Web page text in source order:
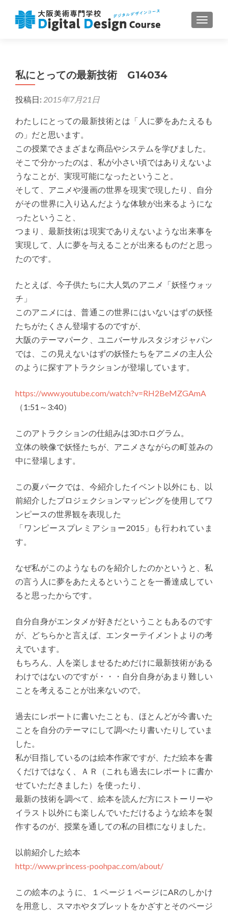
ナビゲ
私にとっての最新技術 G14034
投稿日: 2015年7月21日
わたしにとっての最新技術とは「人に夢をあたえるも
の」だと思います。
この授業でさまざまな商品やシステムを学びました。
そこで分かったのは、私が小さい頃ではありえないよ
うなことが、実現可能になったということ。
そして、アニメや漫画の世界を現実で現したり、自分
がその世界に入り込んだような体験が出来るようにな
ったということ、
つまり、最新技術は現実でありえないような出来事を
実現して、人に夢を与えることが出来るものだと思っ
たのです。
たとえば、今子供たちに大人気のアニメ「妖怪ウォッ
チ」
このアニメには、普通この世界にはいないはずの妖怪
たちがたくさん登場するのですが、
大阪のテーマパーク、ユニバーサルスタジオジャパン
では、この見えないはずの妖怪たちをアニメの主人公
のように探すアトラクションが登場しています。
https://www.youtube.com/watch?v=RH2BeMZGAmA
（1:51～3:40）
このアトラクションの仕組みは3Dホログラム。
立体の映像で妖怪たちが、アニメさながらの町並みの
中に登場します。
この夏パークでは、今紹介したイベント以外にも、以
前紹介したプロジェクションマッピングを使用してワ
ンピースの世界観を表現した
「ワンピースプレミアショー2015」も行われていま
す。
なぜ私がこのようなものを紹介したのかというと、私
の言う人に夢をあたえるということを一番達成してい
ると思ったからです。
自分自身がエンタメが好きだということもあるのです
が、どちらかと言えば、エンターテイメントよりの考
えでいます。
もちろん、人を楽しませるためだけに最新技術がある
わけではないのですが・・・自分自身があまり難しい
ことを考えることが出来ないので。
過去にレポートに書いたことも、ほとんどが今書いた
ことを自分のテーマにして調べたり書いたりしていま
した。
私が目指しているのは絵本作家ですが、ただ絵本を書
くだけではなく、ＡＲ（これも過去にレポートに書か
せていただきました）を使ったり、
最新の技術を調べて、絵本を読んだ方にストーリーや
イラスト以外にも楽しんでいただけるような絵本を製
作するのが、授業を通しての私の目標になりました。
以前紹介した絵本
http://www.princess-poohpac.com/about/
この絵本のように、１ページ１ページにARのしかけ
を用意し、スマホやタブレットをかざすとそのページ